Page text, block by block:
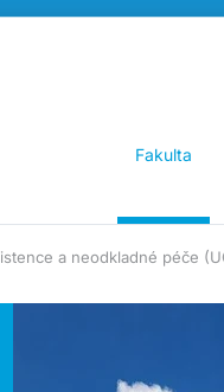
Fakulta
a neodkladné péče